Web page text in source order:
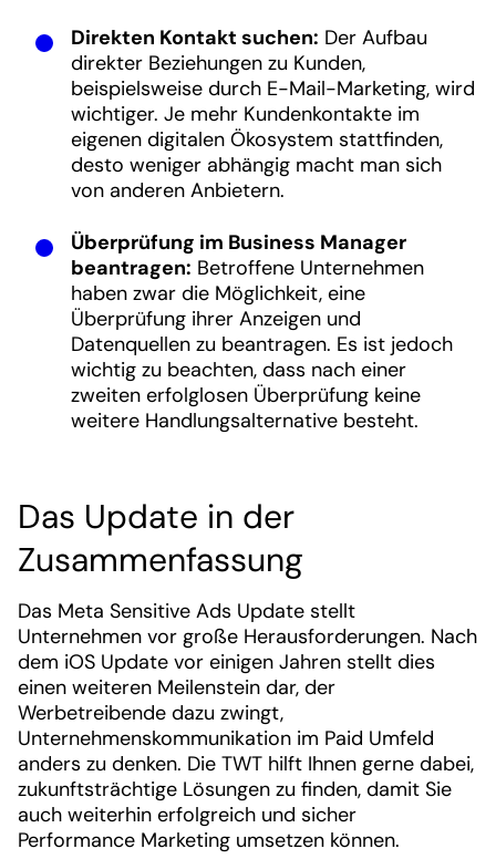
Direkten Kontakt suchen: Der Aufbau
direkter Beziehungen zu Kunden,
beispielsweise durch E-Mail-Marketing, wird
wichtiger. Je mehr Kundenkontakte im
eigenen digitalen Ökosystem stattfinden,
desto weniger abhängig macht man sich
von anderen Anbietern.
Überprüfung im Business Manager
beantragen: Betroffene Unternehmen
haben zwar die Möglichkeit, eine
Überprüfung ihrer Anzeigen und
Datenquellen zu beantragen. Es ist jedoch
wichtig zu beachten, dass nach einer
zweiten erfolglosen Überprüfung keine
weitere Handlungsalternative besteht.
Das Update in der
Zusammenfassung
Das Meta Sensitive Ads Update stellt
Unternehmen vor große Herausforderungen. Nach
dem iOS Update vor einigen Jahren stellt dies
einen weiteren Meilenstein dar, der
Werbetreibende dazu zwingt,
Unternehmenskommunikation im Paid Umfeld
anders zu denken. Die TWT hilft Ihnen gerne dabei,
zukunftsträchtige Lösungen zu finden, damit Sie
auch weiterhin erfolgreich und sicher
Performance Marketing umsetzen können.